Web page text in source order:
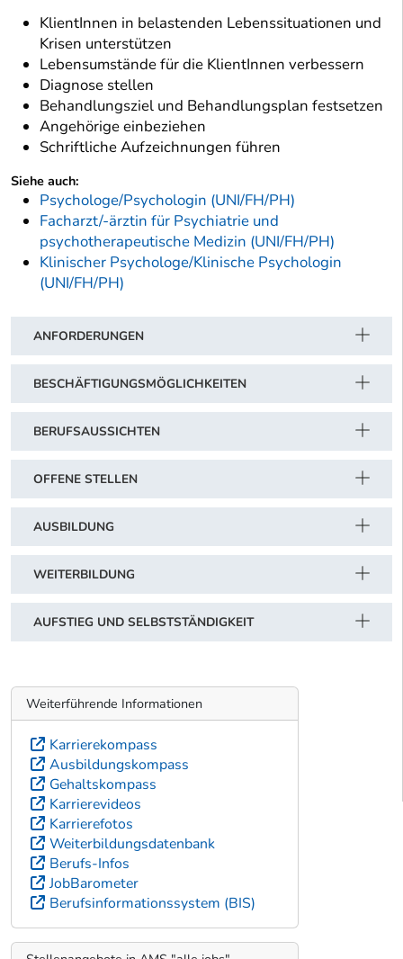
KlientInnen in belastenden Lebenssituationen und
Krisen unterstützen
Lebensumstände für die KlientInnen verbessern
Diagnose stellen
Behandlungsziel und Behandlungsplan festsetzen
Angehörige einbeziehen
Schriftliche Aufzeichnungen führen
Siehe auch:
Psychologe/Psychologin (UNI/FH/PH)
Facharzt/-ärztin für Psychiatrie und
psychotherapeutische Medizin (UNI/FH/PH)
Klinischer Psychologe/Klinische Psychologin
(UNI/FH/PH)
ANFORDERUNGEN
BESCHÄFTIGUNGSMÖGLICHKEITEN
BERUFSAUSSICHTEN
OFFENE STELLEN
AUSBILDUNG
WEITERBILDUNG
AUFSTIEG UND SELBSTSTÄNDIGKEIT
Weiterführende Informationen
Karrierekompass
Ausbildungskompass
Gehaltskompass
Karrierevideos
Karrierefotos
Weiterbildungsdatenbank
Berufs-Infos
JobBarometer
Berufsinformationssystem (BIS)